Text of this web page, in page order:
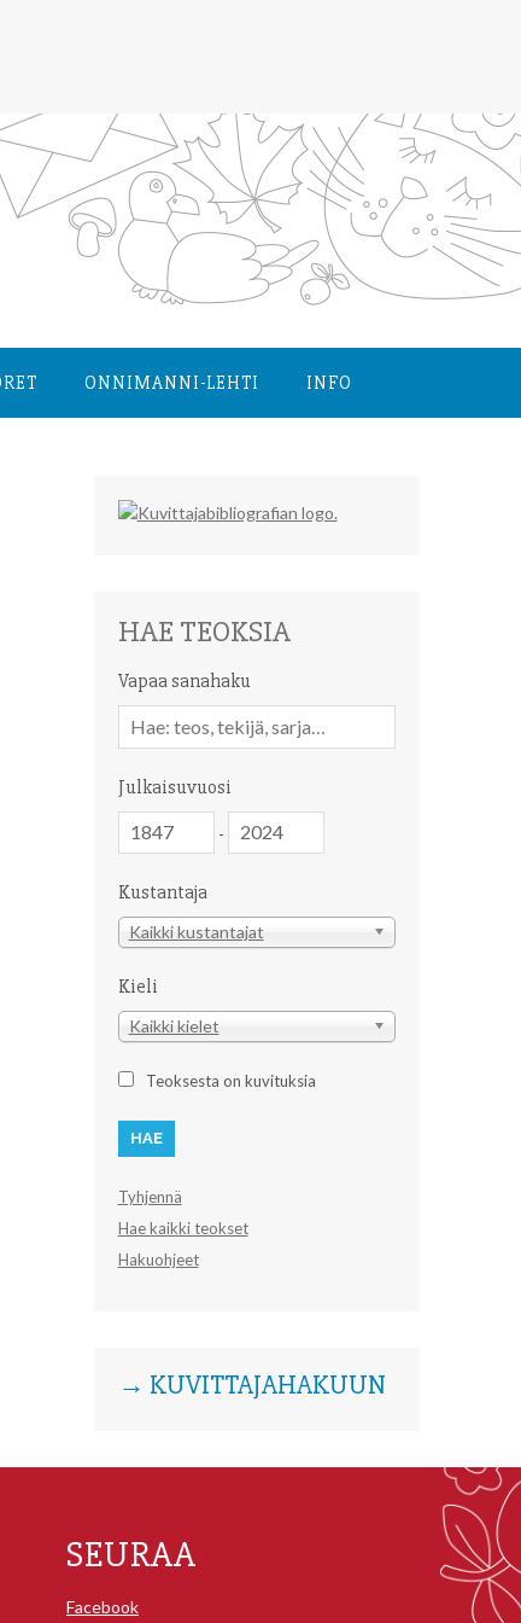
ONNIMANNI-LEHTI INFO
HAE TEOKSIA
Vapaa sanahaku
sanahaku
Julkaisuvuosi
-
Kustantaja
Kustantaja
Kaikki kustantajat
Kieli
Kieli
Kaikki kielet
Teoksesta on kuvituksia
Tyhjennä
Hae kaikki teokset
Hakuohjeet
→ KUVITTAJAHAKUUN
SEURAA
Facebook